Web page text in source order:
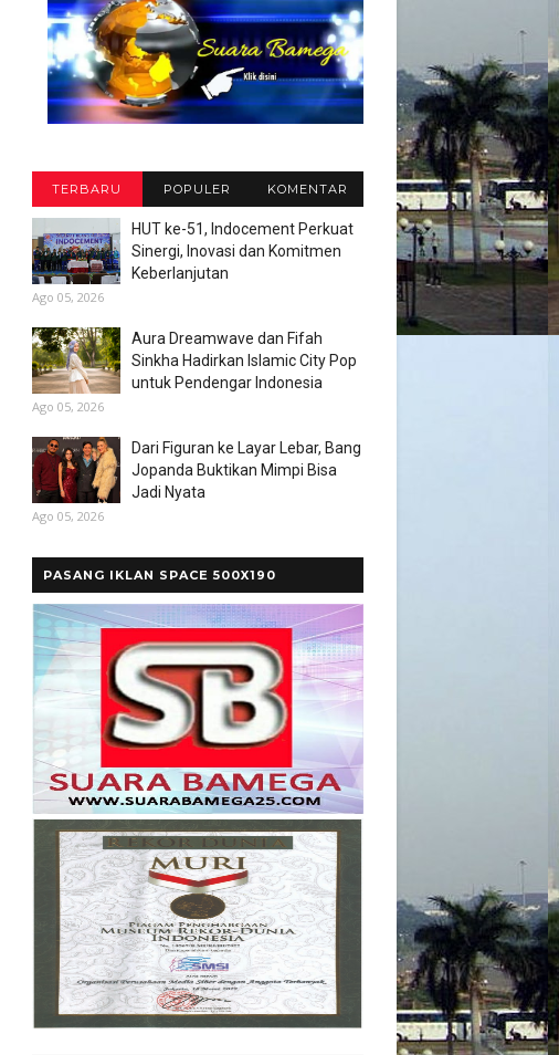
TERBARU POPULER KOMENTAR
HUT ke-51, Indocement Perkuat
Sinergi, Inovasi dan Komitmen
Keberlanjutan
Ago 05, 2026
Aura Dreamwave dan Fifah
Sinkha Hadirkan Islamic City Pop
untuk Pendengar Indonesia
Ago 05, 2026
Dari Figuran ke Layar Lebar, Bang
Jopanda Buktikan Mimpi Bisa
Jadi Nyata
Ago 05, 2026
PASANG IKLAN SPACE 500X190